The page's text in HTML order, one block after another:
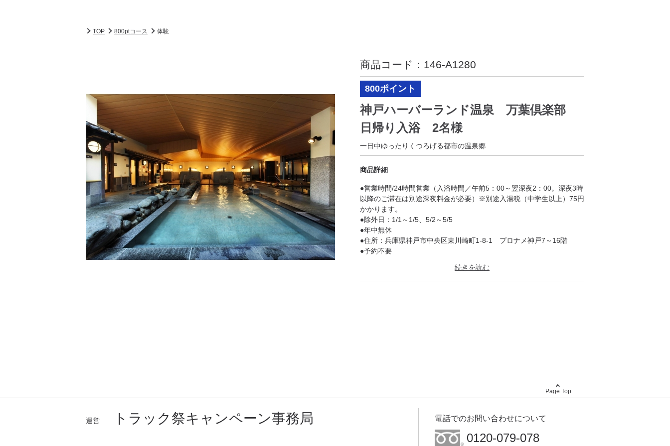
TOP 800ptコース 体験
商品コード： 146-A1280
800ポイント
神戸ハーバーランド温泉 万葉倶楽部
日帰り入浴 2名様
一日中ゆったりくつろげる都市の温泉郷
商品詳細
●営業時間/24時間営業（入浴時間／午前5：00～翌深夜2：00。深夜3時
以降のご滞在は別途深夜料金が必要）※別途入湯税（中学生以上）75円
かかります。
●除外日：1/1～1/5、5/2～5/5
●年中無休
●住所：兵庫県神戸市中央区東川崎町1-8-1 プロナメ神戸7～16階
●予約不要
http://www.manyo.co.jp/kobe/
※画像はイメージです。
Page Top
運営 トラック祭キャンペーン事務局 電話でのお問い合わせについて
0120-079-078